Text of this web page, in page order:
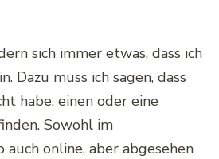
sich immer etwas, dass ich
Dazu muss ich sagen, dass
habe, einen oder eine
Sowohl im
auch online, aber abgesehen